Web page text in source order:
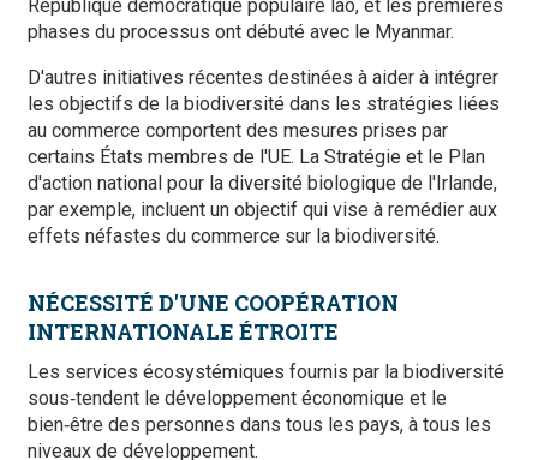
République démocratique populaire lao, et les premières
phases du processus ont débuté avec le Myanmar.
D'autres initiatives récentes destinées à aider à intégrer
les objectifs de la biodiversité dans les stratégies liées
au commerce comportent des mesures prises par
certains États membres de l'UE. La Stratégie et le Plan
d'action national pour la diversité biologique de l'Irlande,
par exemple, incluent un objectif qui vise à remédier aux
effets néfastes du commerce sur la biodiversité.
NÉCESSITÉ D'UNE COOPÉRATION
INTERNATIONALE ÉTROITE
Les services écosystémiques fournis par la biodiversité
sous‑tendent le développement économique et le
bien‑être des personnes dans tous les pays, à tous les
niveaux de développement.